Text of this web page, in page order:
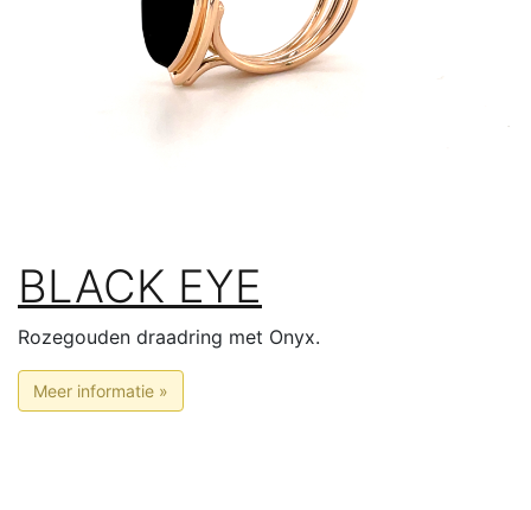
BLACK EYE
Rozegouden draadring met Onyx.
Meer informatie »